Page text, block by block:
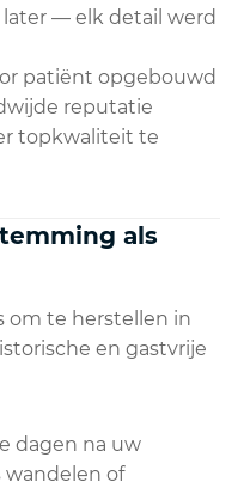
— elk detail werd
patiënt opgebouwd
reputatie
topkwaliteit te
als
om te herstellen in
en gastvrije
dagen na uw
wandelen of